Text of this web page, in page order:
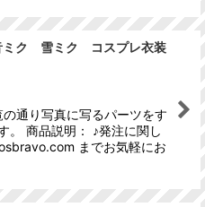
ク 雪ミク コスプレ衣装
通り写真に写るパーツをす
。 商品説明： ♪発注に関し
までお気軽にお